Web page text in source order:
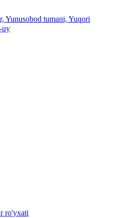
Yunusobod tumani, Yuqori
uy
ro'yxati